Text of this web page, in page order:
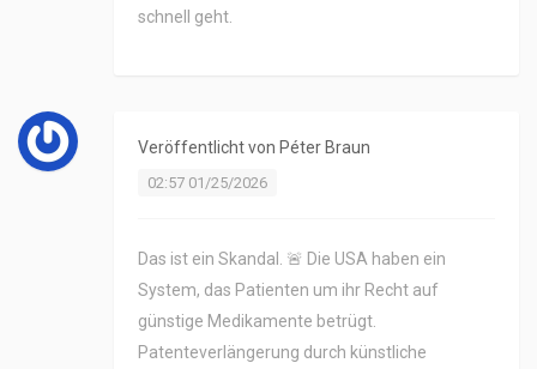
schnell geht.
Veröffentlicht von Péter Braun
02:57 01/25/2026
Das ist ein Skandal. 🚨 Die USA haben ein
System, das Patienten um ihr Recht auf
günstige Medikamente betrügt.
Patenteverlängerung durch künstliche